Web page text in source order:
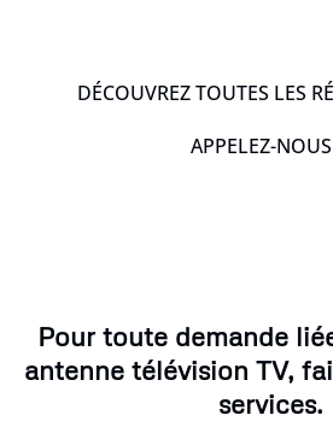
DÉCOUVREZ TOUTES LES
APPELEZ-NOUS
Pour toute demande
antenne télévision TV,
services.